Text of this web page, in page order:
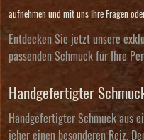
aufnehmen und mit uns Ihre Fragen
Entdecken Sie jetzt unsere
passenden Schmuck für Ihre
Handgefertigter
Handgefertigter Schmuck aus
jeher einen besonderen Reiz.